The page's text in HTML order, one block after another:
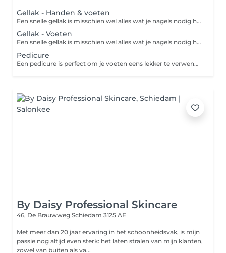
Gellak - Handen & voeten
Een snelle gellak is misschien wel alles wat je nagels nodig hebben. Als je weinig tijd hebt, maar toch een langdurigere afwerking wilt, is een gellak-applicatie de behandeling voor jou. Gellak is een nagellak die 2 à 3 weken perfect blijft zitten en die bovendien je nagels beschermt.
Gellak - Voeten
Een snelle gellak is misschien wel alles wat je nagels nodig hebben. Als je weinig tijd hebt, maar toch een langdurigere afwerking wilt, is een gellak-applicatie de behandeling voor jou. Gellak is een nagellak die 2 à 3 weken perfect blijft zitten en die bovendien je nagels beschermt.
Pedicure
Een pedicure is perfect om je voeten eens lekker te verwennen. Laat de pedicure je voeten verzorgen tot ze weer zacht aanvoelen en je teennagels er verzorgd uitzien. Verwacht te vertrekken met een gladde huid, gezonde verzorgde teennagels en een vleugje kleur met je favoriete nagellak als finishing touch.
By Daisy Professional Skincare
46, De Brauwweg Schiedam 3125 AE
Met meer dan 20 jaar ervaring in het schoonheidsvak, is mijn
passie nog altijd even sterk: het laten stralen van mijn klanten,
zowel van buiten als va...